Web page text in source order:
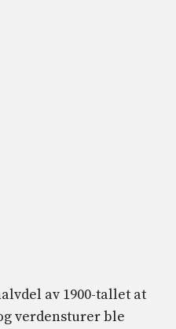
av 1900-tallet at
verdensturer ble